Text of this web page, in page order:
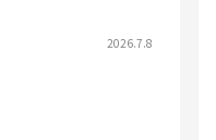
2026.7.8